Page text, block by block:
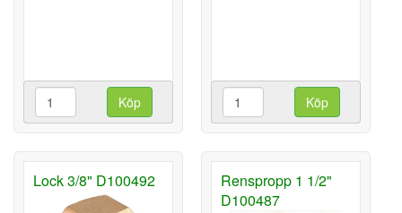
Köp Köp
Lock 3/8" D100492
Renspropp 1 1/2"
D100487